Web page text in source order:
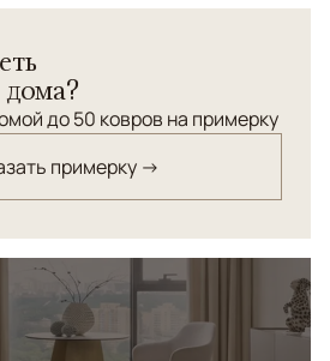
до 50 ковров на примерку
примерку →